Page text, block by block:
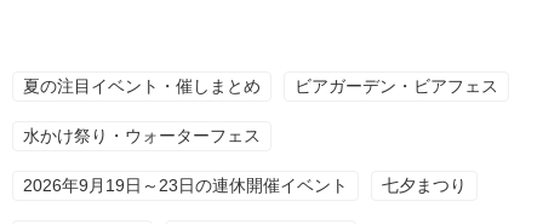
夏の注目イベント・催しまとめ ビアガーデン・ビアフェス
水かけ祭り・ウォーターフェス
2026年9月19日～23日の連休開催イベント 七夕まつり